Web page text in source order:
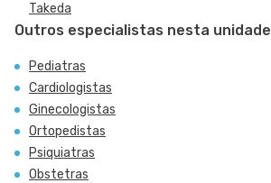
Takeda
Outros especialistas nesta unidade
Pediatras
Cardiologistas
Ginecologistas
Ortopedistas
Psiquiatras
Obstetras